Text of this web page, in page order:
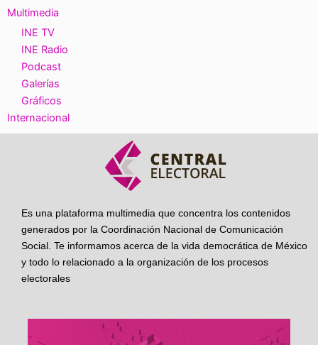
Multimedia
INE TV
INE Radio
Podcast
Galerías
Gráficos
Internacional
Es una plataforma multimedia que concentra los contenidos
generados por la Coordinación Nacional de Comunicación
Social. Te informamos acerca de la vida democrática de México
y todo lo relacionado a la organización de los procesos
electorales